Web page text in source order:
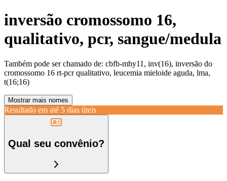
inversão cromossomo 16,
qualitativo, pcr, sangue/medula
Também pode ser chamado de: cbfb-mhy11, inv(16), inversão do
cromossomo 16 rt-pcr qualitativo, leucemia mieloide aguda, lma,
t(16;16)
Mostrar mais nomes
Resultado em até 5 dias úteis
Qual seu convênio?